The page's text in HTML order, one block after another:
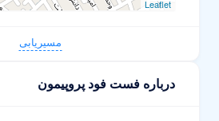
Leaflet
مسیریابی
درباره فست فود پروپیمون